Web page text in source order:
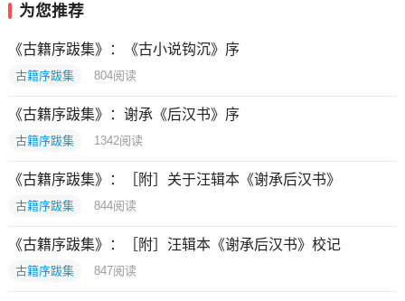
为您推荐
《古籍序跋集》：《古小说钩沉》序
古籍序跋集 804阅读
《古籍序跋集》：谢承《后汉书》序
古籍序跋集 1342阅读
《古籍序跋集》：［附］关于汪辑本《谢承后汉书》
古籍序跋集 844阅读
《古籍序跋集》：［附］汪辑本《谢承后汉书》校记
古籍序跋集 847阅读